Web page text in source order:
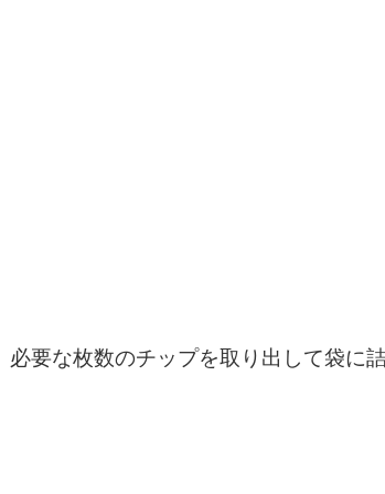
要な枚数のチップを取り出して袋に